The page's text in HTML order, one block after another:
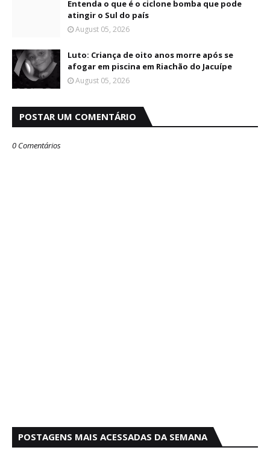
Entenda o que é o ciclone bomba que pode
atingir o Sul do país
August 05, 2026
Luto: Criança de oito anos morre após se
afogar em piscina em Riachão do Jacuípe
August 05, 2026
POSTAR UM COMENTÁRIO
0 Comentários
POSTAGENS MAIS ACESSADAS DA SEMANA